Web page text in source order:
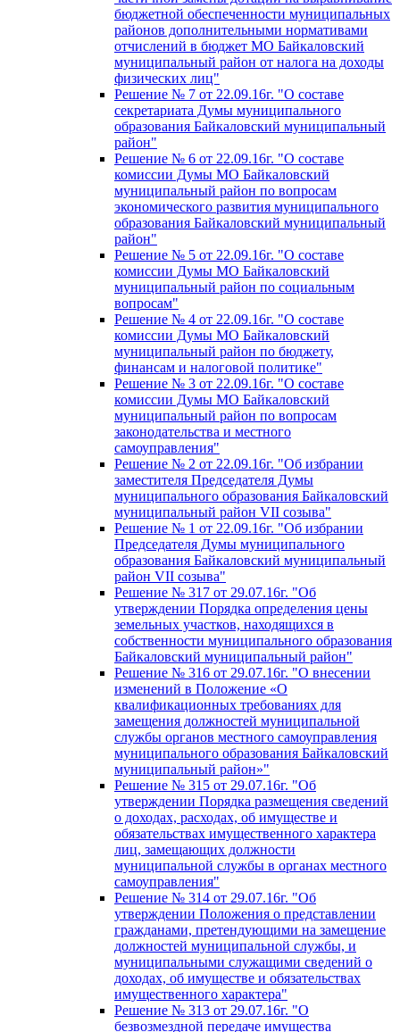
бюджетной обеспеченности муниципальных
районов дополнительными нормативами
отчислений в бюджет МО Байкаловский
муниципальный район от налога на доходы
физических лиц"
Решение № 7 от 22.09.16г. "О составе
секретариата Думы муниципального
образования Байкаловский муниципальный
район"
Решение № 6 от 22.09.16г. "О составе
комиссии Думы МО Байкаловский
муниципальный район по вопросам
экономического развития муниципального
образования Байкаловский муниципальный
район"
Решение № 5 от 22.09.16г. "О составе
комиссии Думы МО Байкаловский
муниципальный район по социальным
вопросам"
Решение № 4 от 22.09.16г. "О составе
комиссии Думы МО Байкаловский
муниципальный район по бюджету,
финансам и налоговой политике"
Решение № 3 от 22.09.16г. "О составе
комиссии Думы МО Байкаловский
муниципальный район по вопросам
законодательства и местного
самоуправления"
Решение № 2 от 22.09.16г. "Об избрании
заместителя Председателя Думы
муниципального образования Байкаловский
муниципальный район VII созыва"
Решение № 1 от 22.09.16г. "Об избрании
Председателя Думы муниципального
образования Байкаловский муниципальный
район VII созыва"
Решение № 317 от 29.07.16г. "Об
утверждении Порядка определения цены
земельных участков, находящихся в
собственности муниципального образования
Байкаловский муниципальный район"
Решение № 316 от 29.07.16г. "О внесении
изменений в Положение «О
квалификационных требованиях для
замещения должностей муниципальной
службы органов местного самоуправления
муниципального образования Байкаловский
муниципальный район»"
Решение № 315 от 29.07.16г. "Об
утверждении Порядка размещения сведений
о доходах, расходах, об имуществе и
обязательствах имущественного характера
лиц, замещающих должности
муниципальной службы в органах местного
самоуправления"
Решение № 314 от 29.07.16г. "Об
утверждении Положения о представлении
гражданами, претендующими на замещение
должностей муниципальной службы, и
муниципальными служащими сведений о
доходах, об имуществе и обязательствах
имущественного характера"
Решение № 313 от 29.07.16г. "О
безвозмездной передаче имущества